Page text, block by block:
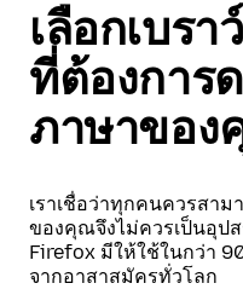
เลือกเบร
ที่ต้องการ
ภาษาขอ
เราเชื่อว่าทุกคนควรสาม
ของคุณจึงไม่ควรเป็นอุป
Firefox มีให้ใช้ในกว่า
จากอาสาสมัครทั่วโลก